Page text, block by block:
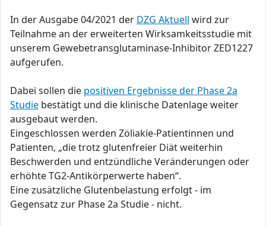
In der Ausgabe 04/2021 der DZG Aktuell wird zur
Teilnahme an der erweiterten Wirksamkeitsstudie mit
unserem Gewebetransglutaminase-Inhibitor ZED1227
aufgerufen.
Dabei sollen die positiven Ergebnisse der Phase 2a
Studie bestätigt und die klinische Datenlage weiter
ausgebaut werden.
Eingeschlossen werden Zöliakie-Patientinnen und
Patienten, „die trotz glutenfreier Diät weiterhin
Beschwerden und entzündliche Veränderungen oder
erhöhte TG2-Antikörperwerte haben“.
Eine zusätzliche Glutenbelastung erfolgt - im
Gegensatz zur Phase 2a Studie - nicht.